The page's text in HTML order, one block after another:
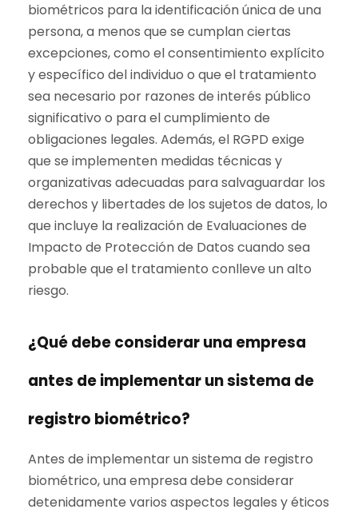
biométricos para la identificación única de una
persona, a menos que se cumplan ciertas
excepciones, como el consentimiento explícito
y específico del individuo o que el tratamiento
sea necesario por razones de interés público
significativo o para el cumplimiento de
obligaciones legales. Además, el RGPD exige
que se implementen medidas técnicas y
organizativas adecuadas para salvaguardar los
derechos y libertades de los sujetos de datos, lo
que incluye la realización de Evaluaciones de
Impacto de Protección de Datos cuando sea
probable que el tratamiento conlleve un alto
riesgo.
¿Qué debe considerar una empresa
antes de implementar un sistema de
registro biométrico?
Antes de implementar un sistema de registro
biométrico, una empresa debe considerar
detenidamente varios aspectos legales y éticos